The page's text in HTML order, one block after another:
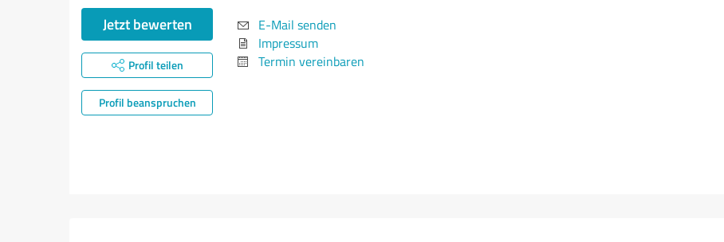
Jetzt bewerten
Profil teilen
Profil beanspruchen
E-Mail senden
Impressum
Termin vereinbaren